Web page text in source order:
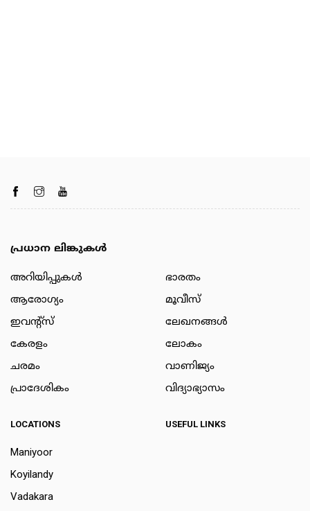
പ്രധാന ലിങ്കുകൾ
അറിയിപ്പുകള്‍
ആരോഗ്യം
ഇവന്റ്സ്
കേരളം
ചരമം
പ്രാദേശികം
ഭാരതം
മൂവീസ്
ലേഖനങ്ങള്‍
ലോകം
വാണിജ്യം
വിദ്യാഭ്യാസം
LOCATIONS
Maniyoor
Koyilandy
Vadakara
USEFUL LINKS